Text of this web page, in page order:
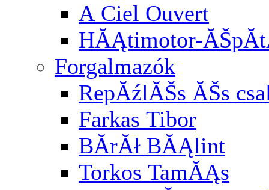
A Ciel Ouvert
HĂĄtimotor-
Forgalmazók
RepĂźlĂŠs ĂŠs
Farkas Tibor
BĂ­rĂł BĂĄlint
Torkos TamĂĄs